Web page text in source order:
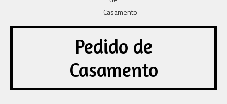
Pedido de
Casamento